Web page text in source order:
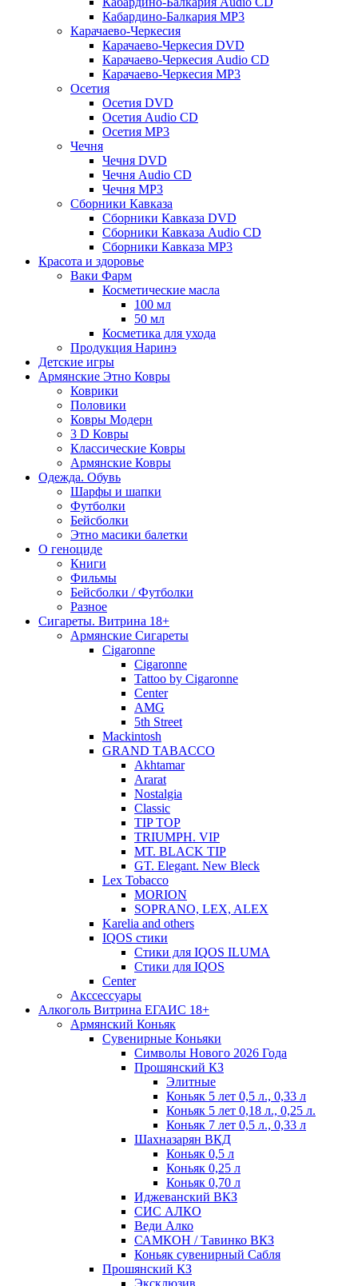
Кабардино-Балкария MP3
Карачаево-Черкесия
Карачаево-Черкесия DVD
Карачаево-Черкесия Audio CD
Карачаево-Черкесия MP3
Осетия
Осетия DVD
Осетия Audio CD
Осетия MP3
Чечня
Чечня DVD
Чечня Audio CD
Чечня MP3
Сборники Кавказа
Сборники Кавказа DVD
Сборники Кавказа Audio CD
Сборники Кавказа MP3
Красота и здоровье
Ваки Фарм
Косметические масла
100 мл
50 мл
Косметика для ухода
Продукция Наринэ
Детские игры
Армянские Этно Ковры
Коврики
Половики
Ковры Модерн
3 D Ковры
Классические Ковры
Армянские Ковры
Одежда. Обувь
Шарфы и шапки
Футболки
Бейсболки
Этно масики балетки
О геноциде
Книги
Фильмы
Бейсболки / Футболки
Разное
Сигареты. Витрина 18+
Армянские Сигареты
Cigaronne
Cigaronne
Tattoo by Cigaronne
Center
AMG
5th Street
Mackintosh
GRAND TABACCO
Akhtamar
Ararat
Nostalgia
Classic
TIP TOP
TRIUMPH. VIP
MT. BLACK TIP
GT. Elegant. New Bleck
Lex Tobacco
MORION
SOPRANO, LEX, ALEX
Karelia and others
IQOS стики
Стики для IQOS ILUMA
Стики для IQOS
Сenter
Акссессуары
Алкоголь Витрина ЕГАИС 18+
Армянский Коньяк
Сувенирные Коньяки
Символы Нового 2026 Года
Прошянский КЗ
Элитные
Коньяк 5 лет 0,5 л., 0,33 л
Коньяк 5 лет 0,18 л., 0,25 л.
Коньяк 7 лет 0,5 л., 0,33 л
Шахназарян ВКД
Коньяк 0,5 л
Коньяк 0,25 л
Коньяк 0,70 л
Иджеванский ВКЗ
СИС АЛКО
Веди Алко
САМКОН / Тавинко ВКЗ
Коньяк сувенирный Сабля
Прошянский КЗ
Эксклюзив